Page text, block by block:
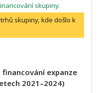
skupiny.
skupiny, kde došlo k
expanze
2021–2024)